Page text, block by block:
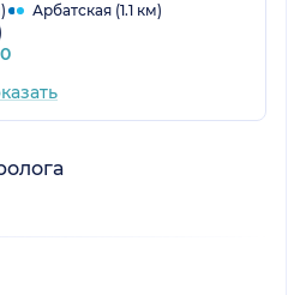
Арбатская (1.1 км)